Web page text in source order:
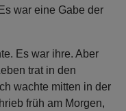
war eine Gabe der
Es war ihre. Aber
trat in den
wachte mitten in der
früh am Morgen,